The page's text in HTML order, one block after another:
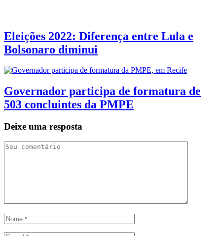
Eleições 2022: Diferença entre Lula e
Bolsonaro diminui
Governador participa de formatura de
503 concluintes da PMPE
Deixe uma resposta